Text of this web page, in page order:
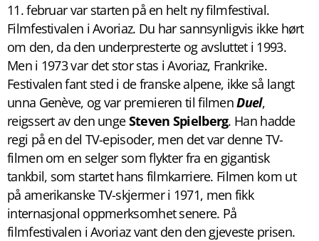
11. februar var starten på en helt ny filmfestival.
Filmfestivalen i Avoriaz. Du har sannsynligvis ikke hørt
om den, da den underpresterte og avsluttet i 1993.
Men i 1973 var det stor stas i Avoriaz, Frankrike.
Festivalen fant sted i de franske alpene, ikke så langt
unna Genève, og var premieren til filmenDuel,
reigssert av den ungeSteven Spielberg. Han hadde
regi på en del TV-episoder, men det var denne TV-
filmen om en selger som flykter fra en gigantisk
tankbil, som startet hans filmkarriere. Filmen kom ut
på amerikanske TV-skjermer i 1971, men fikk
internasjonal oppmerksomhet senere. På
filmfestivalen i Avoriaz vant den den gjeveste prisen.